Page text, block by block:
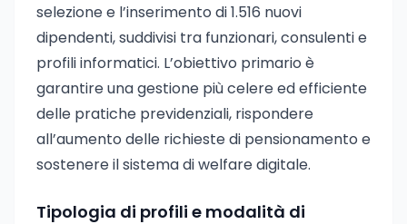
selezione e l’inserimento di 1.516 nuovi
dipendenti, suddivisi tra funzionari, consulenti e
profili informatici. L’obiettivo primario è
garantire una gestione più celere ed efficiente
delle pratiche previdenziali, rispondere
all’aumento delle richieste di pensionamento e
sostenere il sistema di welfare digitale.
Tipologia di profili e modalità di